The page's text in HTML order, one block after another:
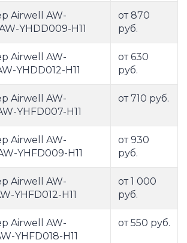
Airwell AW-
YHDD009-H11
от 870
руб.
Airwell AW-
YHDD012-H11
от 630
руб.
Airwell AW-
YHFD007-H11
от 710 руб.
Airwell AW-
YHFD009-H11
от 930
руб.
Airwell AW-
YHFD012-H11
от 1 000
руб.
Airwell AW-
YHFD018-H11
от 550 руб.